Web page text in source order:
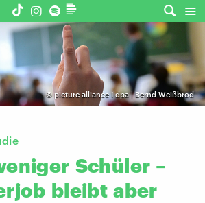
©picture alliance I dpa | Bernd Weißbrod
Schüler –
bleibt aber